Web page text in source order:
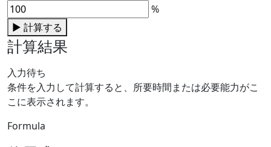
%
▶ 計算する
計算結果
入力待ち
条件を入力して計算すると、所要時間または必要能力がこ
こに表示されます。
Formula